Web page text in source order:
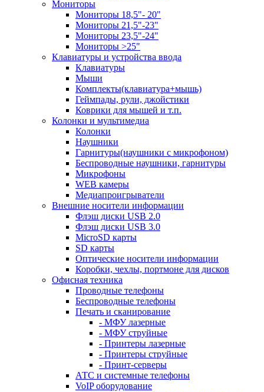
Мониторы
Мониторы 18,5"- 20"
Мониторы 21,5"-23"
Мониторы 23,5"-24"
Мониторы >25"
Клавиатуры и устройства ввода
Клавиатуры
Мыши
Комплекты(клавиатура+мышь)
Геймпады, рули, джойстики
Коврики для мышей и т.п.
Колонки и мультимедиа
Колонки
Наушники
Гарнитуры(наушники с микрофоном)
Беспроводные наушники, гарнитуры
Микрофоны
WEB камеры
Медиапроигрыватели
Внешние носители информации
Флэш диски USB 2.0
Флэш диски USB 3.0
MicroSD карты
SD карты
Оптические носители информации
Коробки, чехлы, портмоне для дисков
Офисная техника
Проводные телефоны
Беспроводные телефоны
Печать и сканирование
- МФУ лазерные
- МФУ струйные
- Принтеры лазерные
- Принтеры струйные
- Принт-серверы
АТС и системные телефоны
VoIP оборудование